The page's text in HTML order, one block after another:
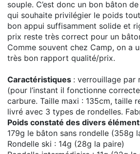
souple. C’est donc un bon bâton
qui souhaite privilégier le poids
bon appui suffisamment solide et
prix reste très correct pour un
Comme souvent chez Camp, on a
très bon rapport qualité/prix.
Caractéristiques : verrouillage par
(pour l’instant il fonctionne
carbure. Taille maxi : 135cm, taille
livré avec 3 types de rondelles.
Poids constaté des divers
179g le bâton sans rondelle (358g
Rondelle ski : 14g (28g la paire)